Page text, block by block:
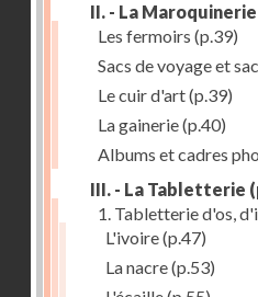
II. - La Maroquinerie
Les fermoirs (p.39)
Sacs de voyage et
Le cuir d'art(p.39)
La gainerie(p.40)
Albums et cadres
III. - La Tabletterie
1. Tabletterie d'os,
L'ivoire(p.47)
La nacre(p.53)